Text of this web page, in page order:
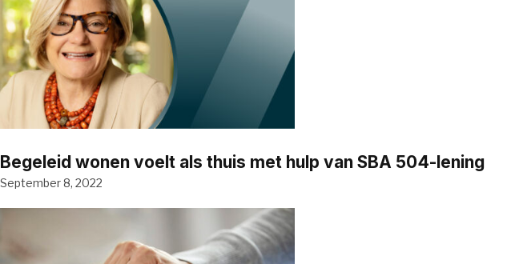
Begeleid wonen voelt als thuis met hulp van SBA 504-lening
September 8, 2022